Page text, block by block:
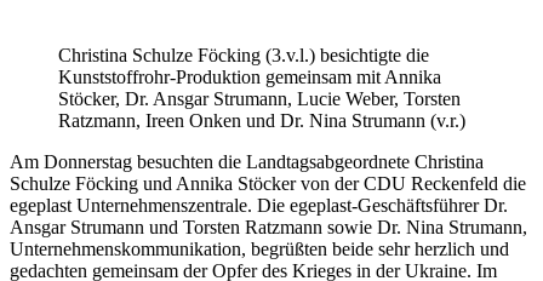
Christina Schulze Föcking (3.v.l.) besichtigte die
Kunststoffrohr-Produktion gemeinsam mit Annika
Stöcker, Dr. Ansgar Strumann, Lucie Weber, Torsten
Ratzmann, Ireen Onken und Dr. Nina Strumann (v.r.)
Am Donnerstag besuchten die Landtagsabgeordnete Christina
Schulze Föcking und Annika Stöcker von der CDU Reckenfeld die
egeplast Unternehmenszentrale. Die egeplast-Geschäftsführer Dr.
Ansgar Strumann und Torsten Ratzmann sowie Dr. Nina Strumann,
Unternehmenskommunikation, begrüßten beide sehr herzlich und
gedachten gemeinsam der Opfer des Krieges in der Ukraine. Im